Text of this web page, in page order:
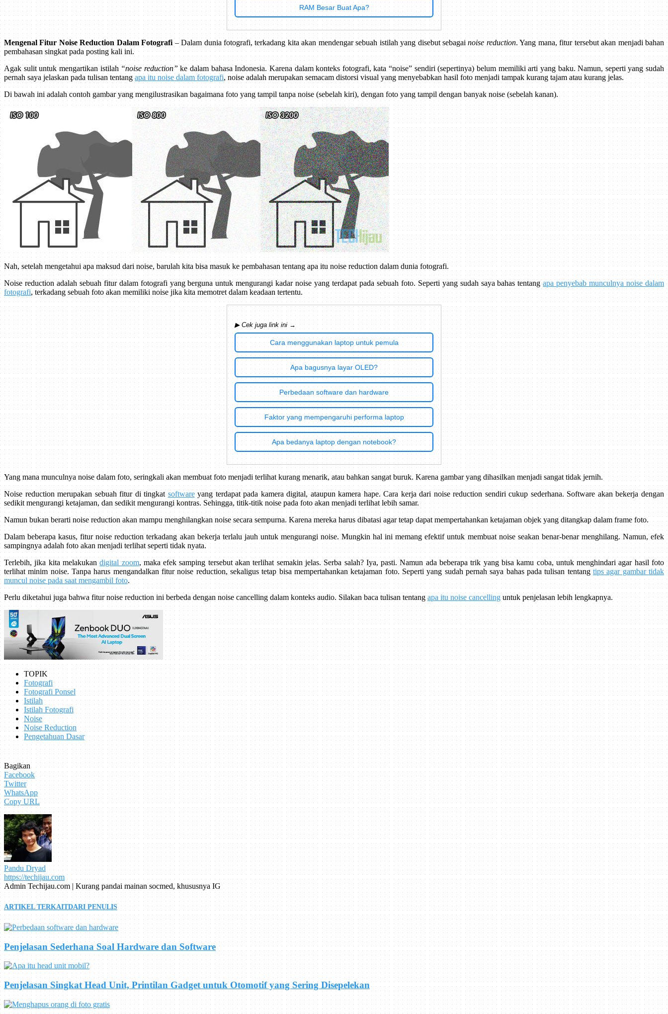
RAM Besar Buat Apa?
Mengenal Fitur Noise Reduction Dalam Fotografi – Dalam dunia fotografi, terkadang kita akan mendengar sebuah istilah yang disebut sebagainoise reduction. Yang mana, fitur tersebut akan menjadi bahan
pembahasan singkat pada posting kali ini.
Agak sulit untuk mengartikan istilah“noise reduction”ke dalam bahasa Indonesia. Karena dalam konteks fotografi, kata “noise” sendiri (sepertinya) belum memiliki arti yang baku. Namun, seperti yang sudah
pernah saya jelaskan pada tulisan tentangapa itu noise dalam fotografi, noise adalah merupakan semacam distorsi visual yang menyebabkan hasil foto menjadi tampak kurang tajam atau kurang jelas.
Di bawah ini adalah contoh gambar yang mengilustrasikan bagaimana foto yang tampil tanpa noise (sebelah kiri), dengan foto yang tampil dengan banyak noise (sebelah kanan).
Nah, setelah mengetahui apa maksud dari noise, barulah kita bisa masuk ke pembahasan tentang apa itu noise reduction dalam dunia fotografi.
Noise reduction adalah sebuah fitur dalam fotografi yang berguna untuk mengurangi kadar noise yang terdapat pada sebuah foto. Seperti yang sudah saya bahas tentangapa penyebab munculnya noise dalam
fotografi, terkadang sebuah foto akan memiliki noise jika kita memotret dalam keadaan tertentu.
▶ Cek juga link ini →
Cara menggunakan laptop untuk pemula
Apa bagusnya layar OLED?
Perbedaan software dan hardware
Faktor yang mempengaruhi performa laptop
Apa bedanya laptop dengan notebook?
Yang mana munculnya noise dalam foto, seringkali akan membuat foto menjadi terlihat kurang menarik, atau bahkan sangat buruk. Karena gambar yang dihasilkan menjadi sangat tidak jernih.
Noise reduction merupakan sebuah fitur di tingkat softwareyang terdapat pada kamera digital, ataupun kamera hape. Cara kerja dari noise reduction sendiri cukup sederhana. Software akan bekerja dengan
sedikit mengurangi ketajaman, dan sedikit mengurangi kontras. Sehingga, titik-titik noise pada foto akan menjadi terlihat lebih samar.
Namun bukan berarti noise reduction akan mampu menghilangkan noise secara sempurna. Karena mereka harus dibatasi agar tetap dapat mempertahankan ketajaman objek yang ditangkap dalam frame foto.
Dalam beberapa kasus, fitur noise reduction terkadang akan bekerja terlalu jauh untuk mengurangi noise. Mungkin hal ini memang efektif untuk membuat noise seakan benar-benar menghilang. Namun, efek
sampingnya adalah foto akan menjadi terlihat seperti tidak nyata.
Terlebih, jika kita melakukandigital zoom, maka efek samping tersebut akan terlihat semakin jelas. Serba salah? Iya, pasti. Namun ada beberapa trik yang bisa kamu coba, untuk menghindari agar hasil foto
terlihat minim noise. Tanpa harus mengandalkan fitur noise reduction, sekaligus tetap bisa mempertahankan ketajaman foto. Seperti yang sudah pernah saya bahas pada tulisan tentang tips agar gambar tidak
muncul noise pada saat mengambil foto.
Perlu diketahui juga bahwa fitur noise reduction ini berbeda dengan noise cancelling dalam konteks audio. Silakan baca tulisan tentang apa itu noise cancellinguntuk penjelasan lebih lengkapnya.
TOPIK
Fotografi
Fotografi Ponsel
Istilah
Istilah Fotografi
Noise
Noise Reduction
Pengetahuan Dasar
Bagikan
Facebook
Twitter
WhatsApp
Copy URL
Pandu Dryad
https://techijau.com
Admin Techijau.com | Kurang pandai mainan socmed, khususnya IG
ARTIKEL TERKAITDARI PENULIS
Penjelasan Sederhana Soal Hardware dan Software
Penjelasan Singkat Head Unit, Printilan Gadget untuk Otomotif yang Sering Disepelekan